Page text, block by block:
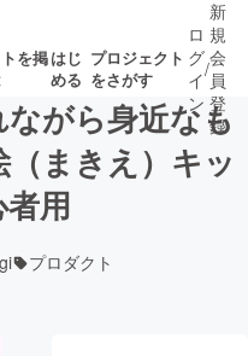
を掲はじ
める
プロジェクト
をさがす
募集終了が近いプ
ロ
グ
イ
ン
/
新
規
会
員
登
録
がら身近なも
まきえ）キッ
者用
プロダクト